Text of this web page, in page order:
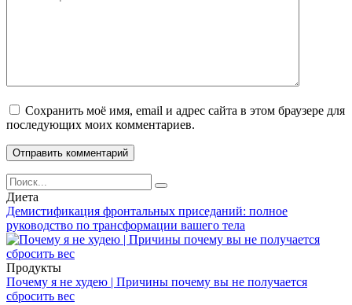
Сохранить моё имя, email и адрес сайта в этом браузере для
последующих моих комментариев.
Search
for:
Диета
Демистификация фронтальных приседаний: полное
руководство по трансформации вашего тела
Продукты
Почему я не худею | Причины почему вы не получается
сбросить вес